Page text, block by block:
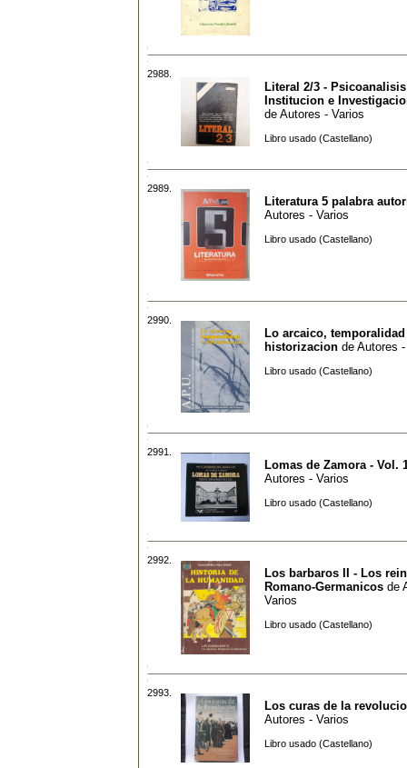
2988.
Literal 2/3 -
Institucion e
de Autores - Varios
Libro usado (Castellano)
2989.
Literatura 5 palabra
Autores - Varios
Libro usado (Castellano)
2990.
Lo arcaico, temporalidad
historizacion de Autores
Libro usado (Castellano)
2991.
Lomas de Zamora - Vol.
Autores - Varios
Libro usado (Castellano)
2992.
Los barbaros II - Los
Romano-Germanicos de
Varios
Libro usado (Castellano)
2993.
Los curas de la
Autores - Varios
Libro usado (Castellano)